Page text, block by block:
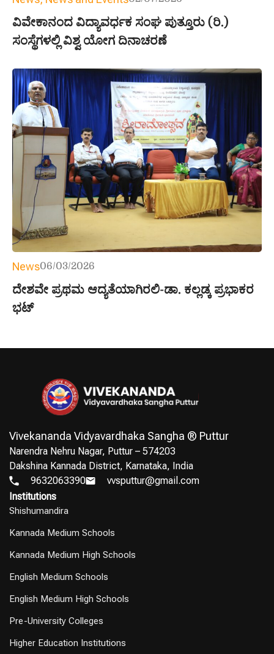
ವಿವೇಕಾನಂದ ವಿದ್ಯಾವರ್ಧಕ ಸಂಘ ಪುತ್ತೂರು (ರಿ.)
ಸಂಸ್ಥೆಗಳಲ್ಲಿ ವಿಶ್ವ ಯೋಗ ದಿನಾಚರಣೆ
News06/03/2026
ದೇಶವೇ ಪ್ರಥಮ ಆದ್ಯತೆಯಾಗಿರಲಿ-ಡಾ. ಕಲ್ಲಡ್ಕ ಪ್ರಭಾಕರ
ಭಟ್
Vivekananda Vidyavardhaka Sangha ® Puttur
Narendra Nehru Nagar, Puttur – 574203
Dakshina Kannada District, Karnataka, India
9632063390
vvsputtur@gmail.com
Institutions
Shishumandira
Kannada Medium Schools
Kannada Medium High Schools
English Medium Schools
English Medium High Schools
Pre-University Colleges
Higher Education Institutions